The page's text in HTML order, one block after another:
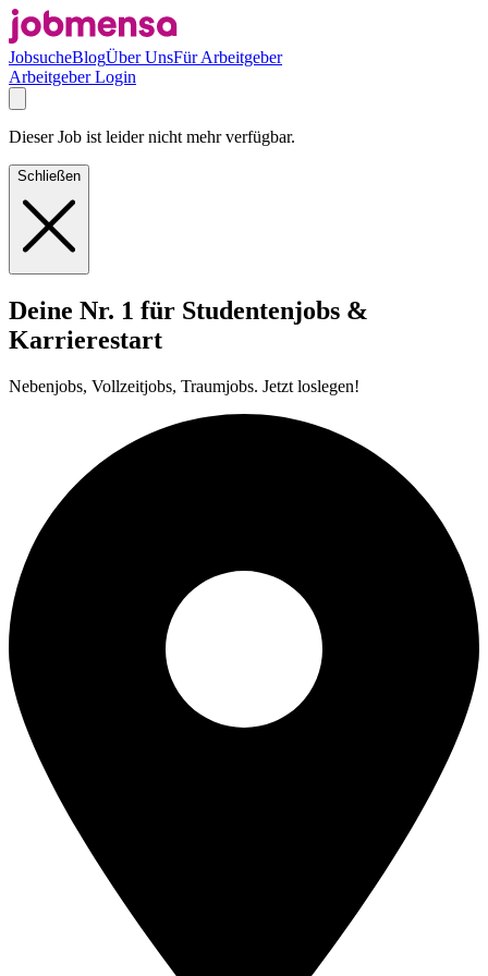
JobsucheBlogÜber UnsFür Arbeitgeber
Arbeitgeber Login
Dieser Job ist leider nicht mehr verfügbar.
Schließen
Deine Nr. 1 für Studentenjobs &
Karrierestart
Nebenjobs, Vollzeitjobs, Traumjobs. Jetzt loslegen!